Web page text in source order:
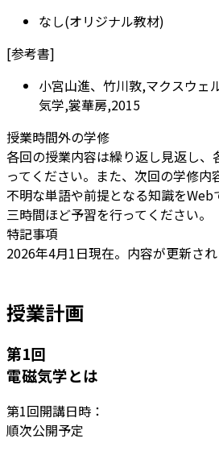
なし(オリジナル教材)
[参考書]
小宮山進、竹川敦,マクスウェ
気学,裳華房,2015
授業時間外の学修
各回の授業内容は繰り返し見返し
ってください。また、次回の学修内
不明な単語や前提となる知識を
三時間ほど予習を行ってください。
特記事項
2026年4月1日現在。内容が更新され
授業計画
第1回
電磁気学とは
第1回開講日時：
順次公開予定